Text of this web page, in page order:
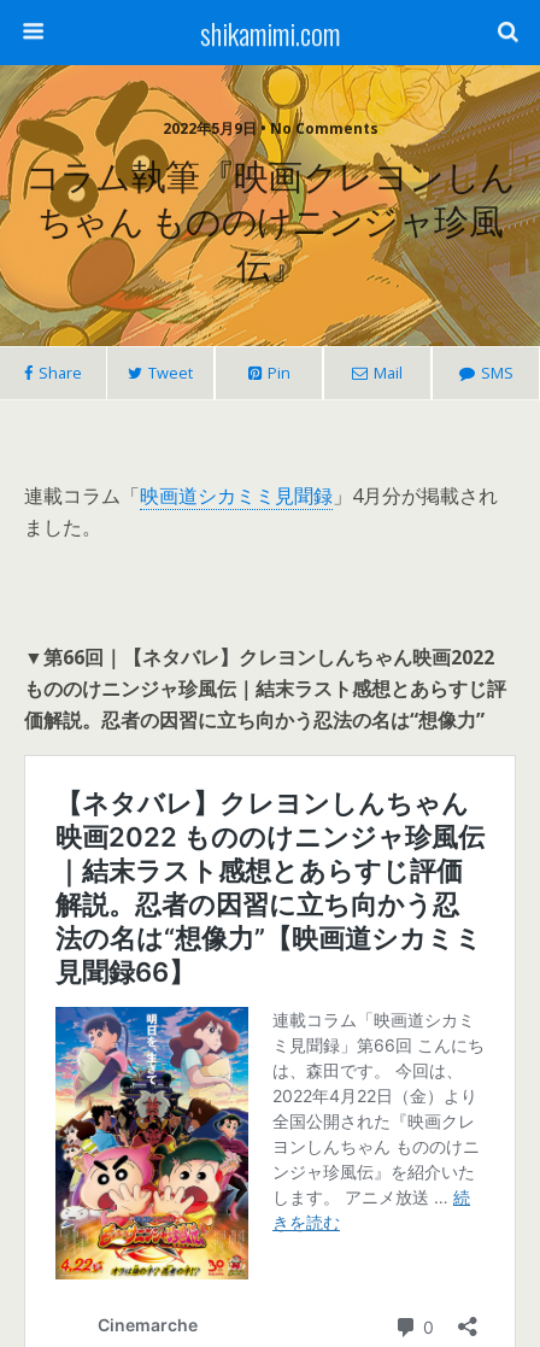
shikamimi.com
2022年5月9日 • No Comments
コラム執筆『映画クレヨンしん
ちゃん もののけニンジャ珍風
伝』
Share Tweet Pin Mail SMS
連載コラム「映画道シカミミ見聞録 」4月分が掲載され
ました。
▼第66回｜【ネタバレ】クレヨンしんちゃん映画2022
もののけニンジャ珍風伝｜結末ラスト感想とあらすじ評
価解説。忍者の因習に立ち向かう忍法の名は“想像力”